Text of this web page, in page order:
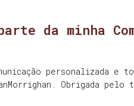
da minha
personalizada e
Obrigada pelo